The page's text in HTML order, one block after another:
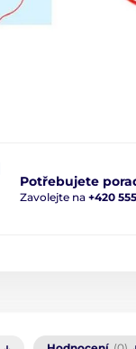
Potřebujete
Zavolejte na +420